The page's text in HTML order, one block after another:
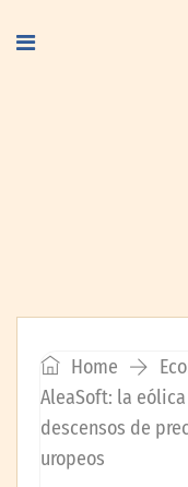
Home
AleaSoft: la
descensos de
uropeos